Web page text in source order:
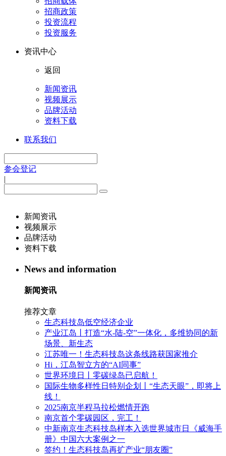
招商政策
投资流程
投资服务
资讯中心
返回
新闻资讯
视频展示
品牌活动
资料下载
联系我们
参会登记
|
新闻资讯
视频展示
品牌活动
资料下载
News and information
新闻资讯
推荐文章
生态科技岛低空经济企业
产业江岛丨打造“水-陆-空”一体化，多维协同的新
场景、新生态
江苏唯一！生态科技岛这条线路获国家推介
Hi，江岛智立方的“AI同事”
世界环境日丨零碳绿岛已启航！
国际生物多样性日特别企划丨“生态天眼”，即将上
线！
2025南京半程马拉松燃情开跑
南京首个零碳园区，完工！
中新南京生态科技岛样本入选世界城市日《威海手
册》中国六大案例之一
签约！生态科技岛再扩产业“朋友圈”